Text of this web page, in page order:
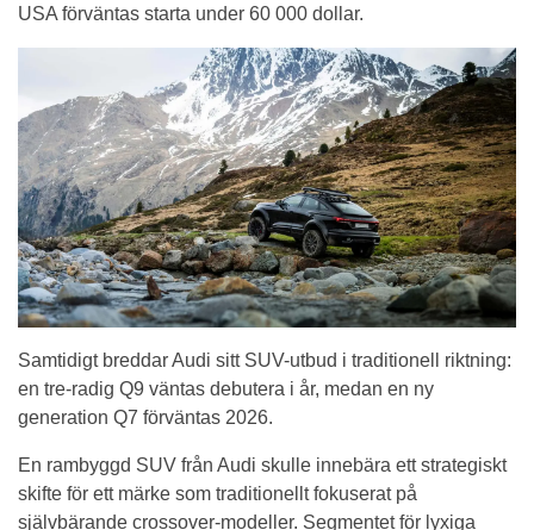
USA förväntas starta under 60 000 dollar.
Samtidigt breddar Audi sitt SUV-utbud i traditionell riktning:
en tre-radig Q9 väntas debutera i år, medan en ny
generation Q7 förväntas 2026.
En rambyggd SUV från Audi skulle innebära ett strategiskt
skifte för ett märke som traditionellt fokuserat på
självbärande crossover-modeller. Segmentet för lyxiga